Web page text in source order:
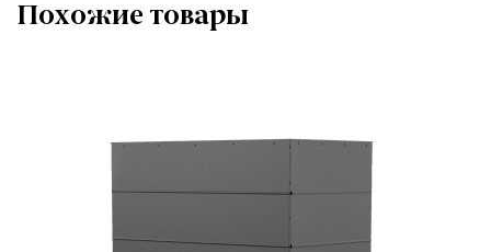
Похожие товары